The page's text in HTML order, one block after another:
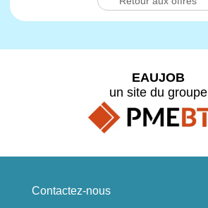
EAUJOB
un site du groupe
Contactez-nous